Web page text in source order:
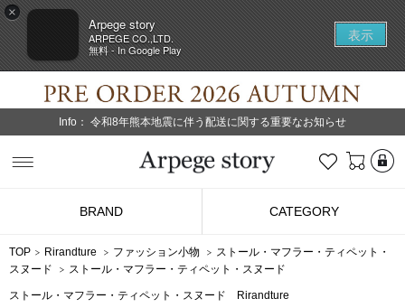
×
Arpege story
ARPEGE CO.,LTD.
無料 - In Google Play
表示
Info： 令和8年熊本地震に伴う配送に関する重要なお知らせ
お気に入り
BRAND CATEGORY
TOP Rirandture ファッション小物
ストール・マフラー・ティペット・
スヌード
ストール・マフラー・ティペット・スヌード
ストール・マフラー・ティペット・スヌード Rirandture